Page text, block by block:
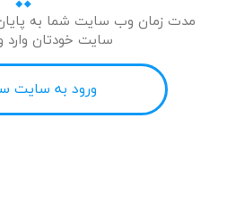
مدت زمان وب سایت شما به
سایت خودتان وارد
ورود به سایت